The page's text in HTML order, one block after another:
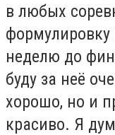
в любых
формулировку
неделю до
буду за неё
хорошо, но и
красиво. Я